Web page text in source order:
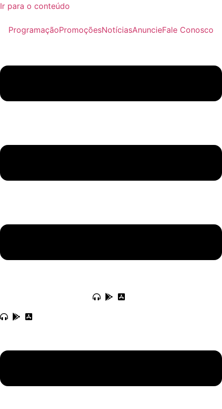
Ir para o conteúdo
ProgramaçãoPromoçõesNotíciasAnuncieFale Conosco